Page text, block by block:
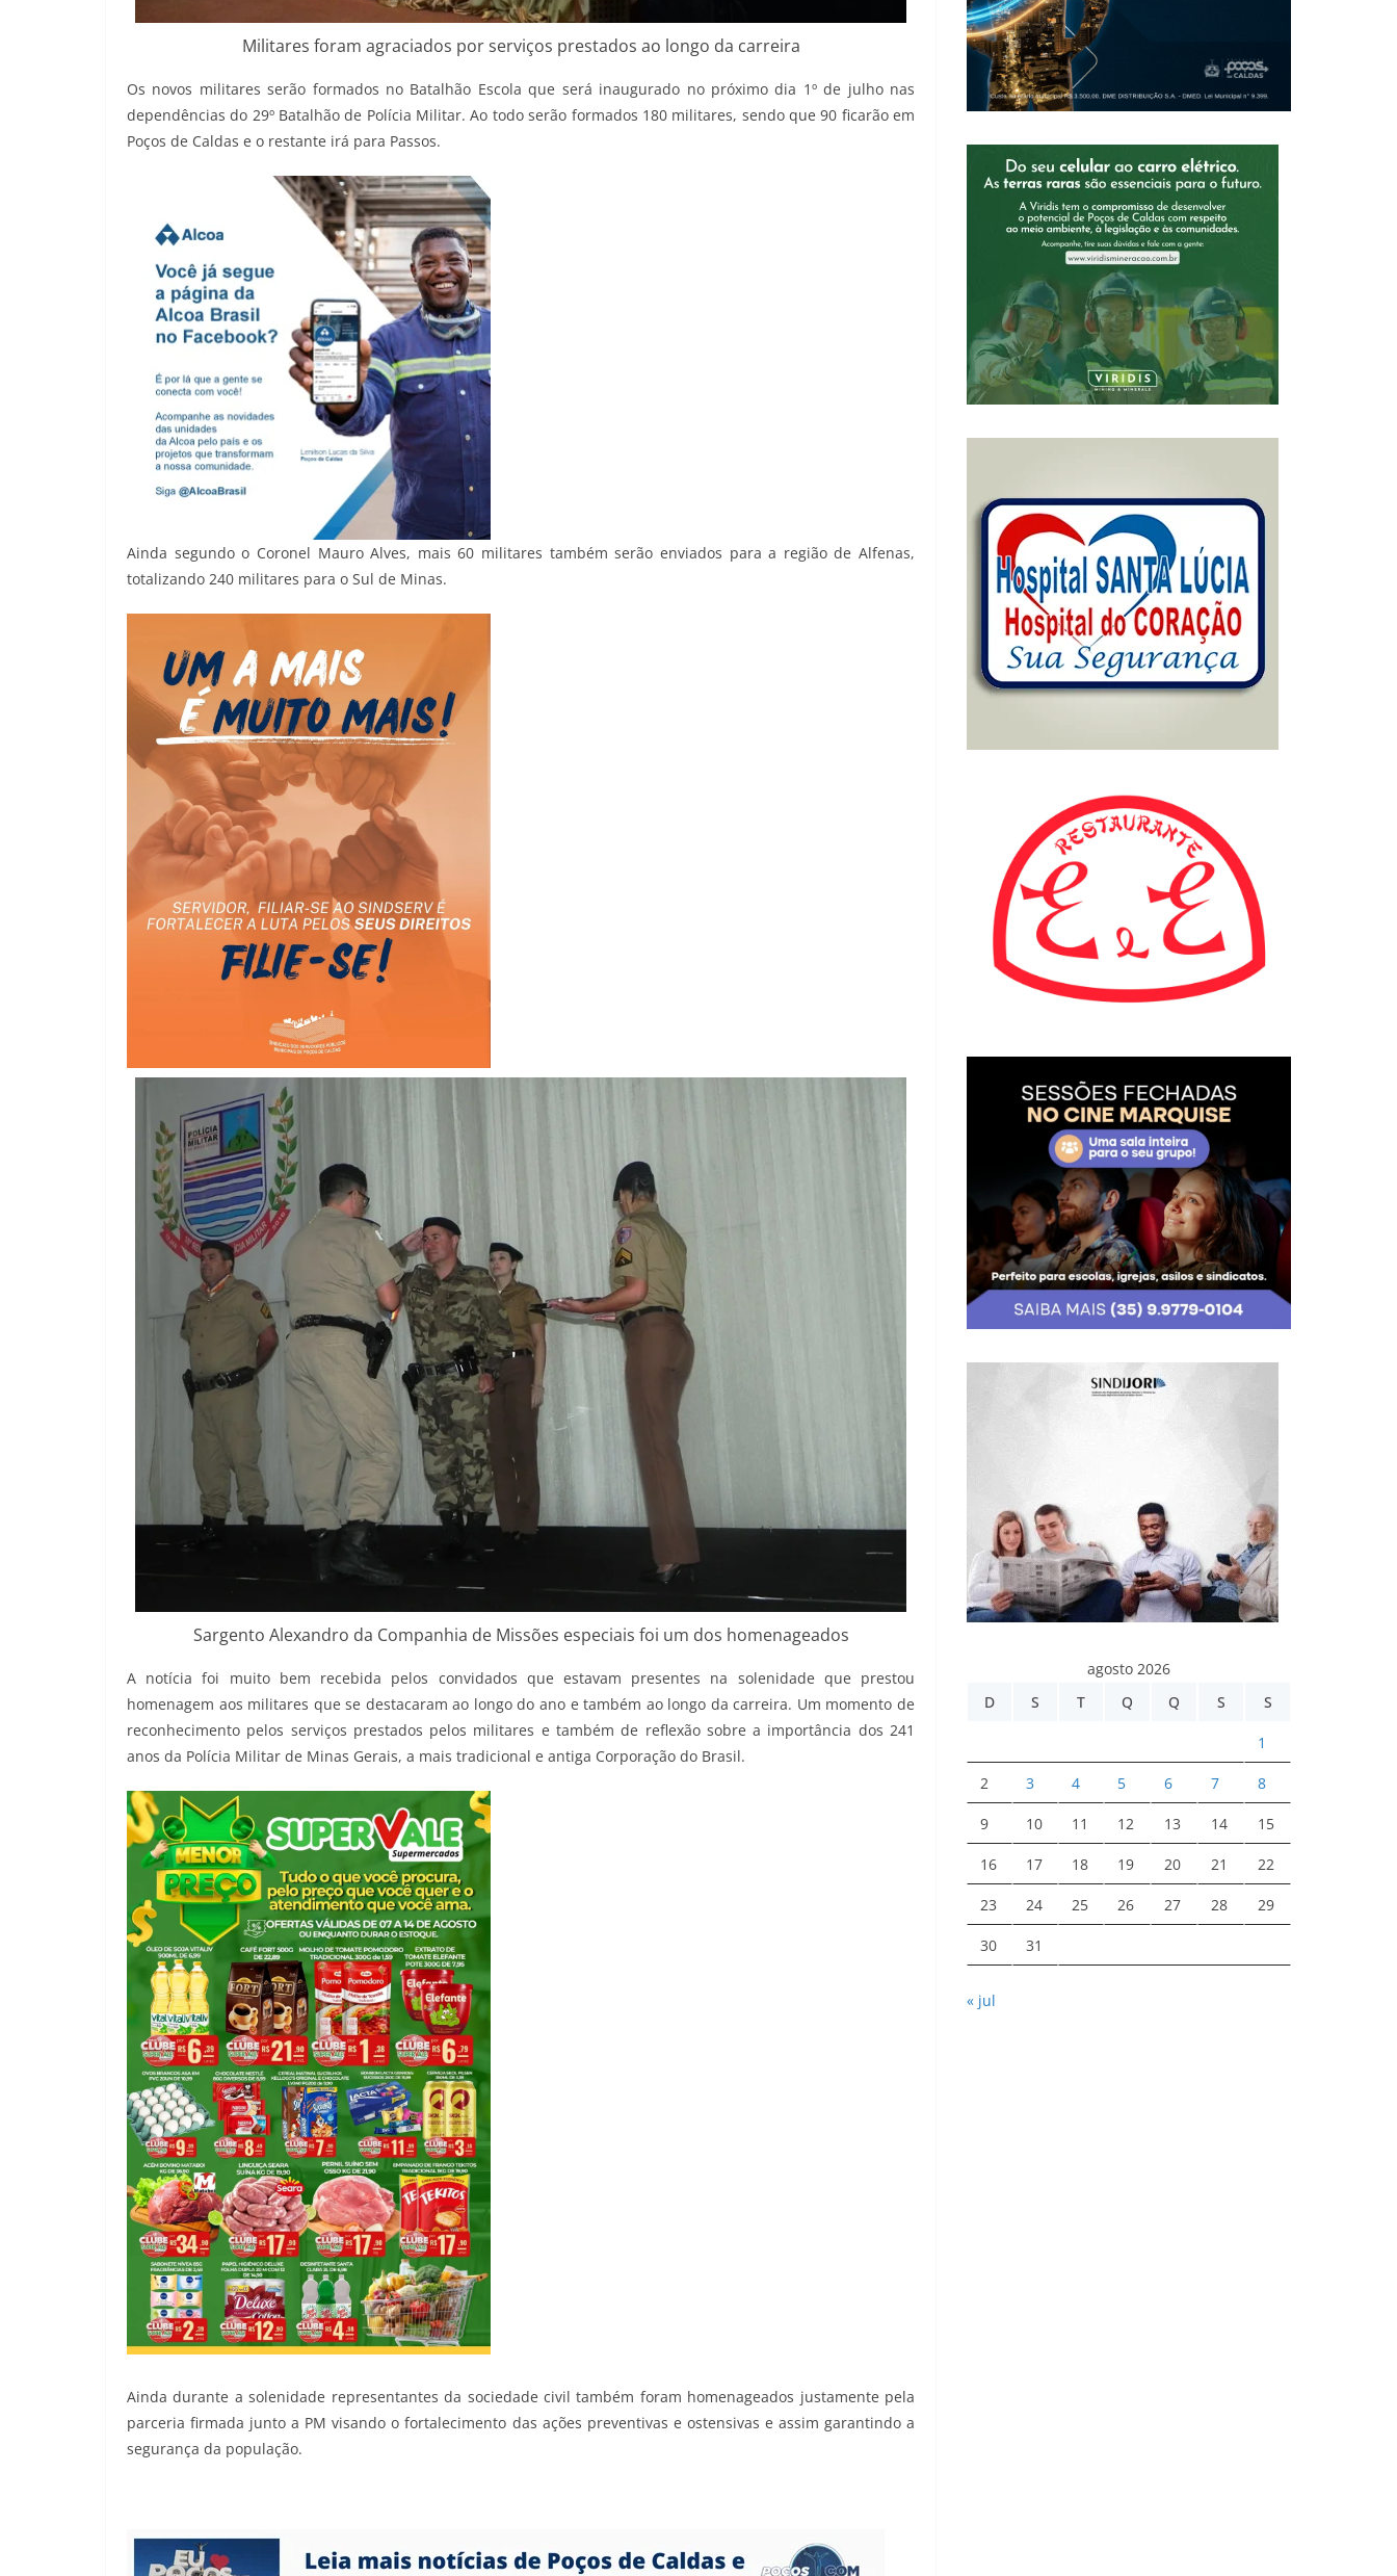
Militares foram agraciados por serviços prestados ao longo da carreira
Os novos militares serão formados no Batalhão Escola que será inaugurado no próximo dia 1º de julho nas
dependências do 29º Batalhão de Polícia Militar. Ao todo serão formados 180 militares, sendo que 90 ficarão em
Poços de Caldas e o restante irá para Passos.
Ainda segundo o Coronel Mauro Alves, mais 60 militares também serão enviados para a região de Alfenas,
totalizando 240 militares para o Sul de Minas.
Sargento Alexandro da Companhia de Missões especiais foi um dos homenageados
A notícia foi muito bem recebida pelos convidados que estavam presentes na solenidade que prestou
homenagem aos militares que se destacaram ao longo do ano e também ao longo da carreira. Um momento de
reconhecimento pelos serviços prestados pelos militares e também de reflexão sobre a importância dos 241
anos da Polícia Militar de Minas Gerais, a mais tradicional e antiga Corporação do Brasil.
Ainda durante a solenidade representantes da sociedade civil também foram homenageados justamente pela
parceria firmada junto a PM visando o fortalecimento das ações preventivas e ostensivas e assim garantindo a
segurança da população.
agosto 2026
D
S T Q Q S S
1
2 3 4 5 6 7 8
9 10 11 12 13 14 15
16 17 18 19 20 21 22
23 24 25 26 27 28 29
30 31
« jul